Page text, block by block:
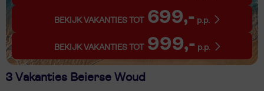
BEKIJK VAKANTIES TOT 699,- p.p.
BEKIJK VAKANTIES TOT 999,- p.p.
3 Vakanties Beierse Woud